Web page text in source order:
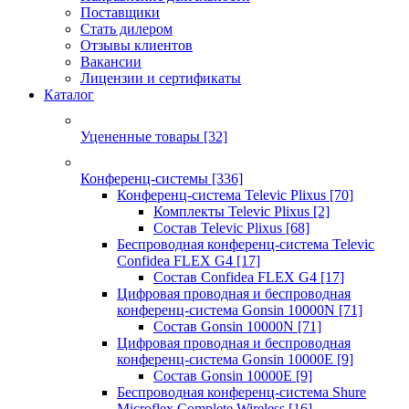
Поставщики
Стать дилером
Отзывы клиентов
Вакансии
Лицензии и сертификаты
Каталог
Уцененные товары [32]
Конференц-системы [336]
Конференц-система Televic Plixus [70]
Комплекты Televic Plixus [2]
Состав Televic Plixus [68]
Беспроводная конференц-система Televic
Confidea FLEX G4 [17]
Состав Confidea FLEX G4 [17]
Цифровая проводная и беспроводная
конференц-система Gonsin 10000N [71]
Состав Gonsin 10000N [71]
Цифровая проводная и беспроводная
конференц-система Gonsin 10000E [9]
Состав Gonsin 10000E [9]
Беспроводная конференц-система Shure